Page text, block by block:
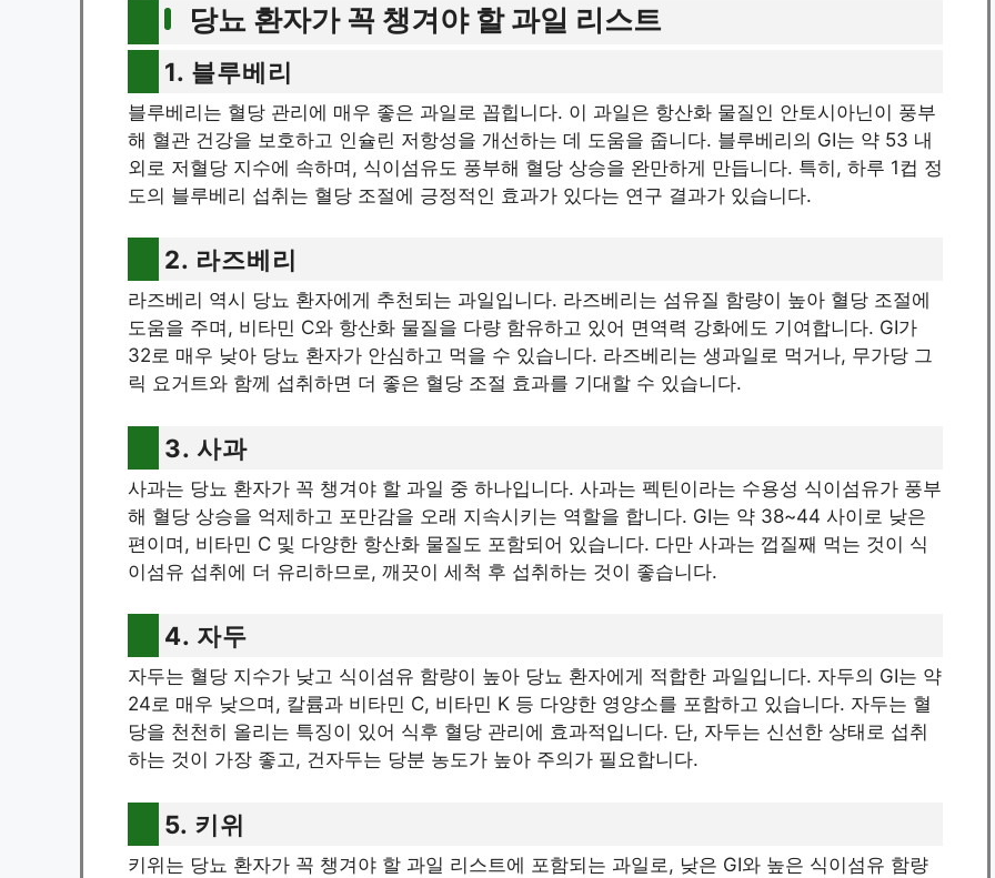
당뇨 환자가 꼭 챙겨야 할 과일 리스트
1. 블루베리
블루베리는 혈당 관리에 매우 좋은 과일로 꼽힙니다. 이 과일은 항산화 물질인 안토시아닌이 풍부
해 혈관 건강을 보호하고 인슐린 저항성을 개선하는 데 도움을 줍니다. 블루베리의 GI는 약 53 내
외로 저혈당 지수에 속하며, 식이섬유도 풍부해 혈당 상승을 완만하게 만듭니다. 특히, 하루 1컵 정
도의 블루베리 섭취는 혈당 조절에 긍정적인 효과가 있다는 연구 결과가 있습니다.
2. 라즈베리
라즈베리 역시 당뇨 환자에게 추천되는 과일입니다. 라즈베리는 섬유질 함량이 높아 혈당 조절에
도움을 주며, 비타민 C와 항산화 물질을 다량 함유하고 있어 면역력 강화에도 기여합니다. GI가
32로 매우 낮아 당뇨 환자가 안심하고 먹을 수 있습니다. 라즈베리는 생과일로 먹거나, 무가당 그
릭 요거트와 함께 섭취하면 더 좋은 혈당 조절 효과를 기대할 수 있습니다.
3. 사과
사과는 당뇨 환자가 꼭 챙겨야 할 과일 중 하나입니다. 사과는 펙틴이라는 수용성 식이섬유가 풍부
해 혈당 상승을 억제하고 포만감을 오래 지속시키는 역할을 합니다. GI는 약 38~44 사이로 낮은
편이며, 비타민 C 및 다양한 항산화 물질도 포함되어 있습니다. 다만 사과는 껍질째 먹는 것이 식
이섬유 섭취에 더 유리하므로, 깨끗이 세척 후 섭취하는 것이 좋습니다.
4. 자두
자두는 혈당 지수가 낮고 식이섬유 함량이 높아 당뇨 환자에게 적합한 과일입니다. 자두의 GI는 약
24로 매우 낮으며, 칼륨과 비타민 C, 비타민 K 등 다양한 영양소를 포함하고 있습니다. 자두는 혈
당을 천천히 올리는 특징이 있어 식후 혈당 관리에 효과적입니다. 단, 자두는 신선한 상태로 섭취
하는 것이 가장 좋고, 건자두는 당분 농도가 높아 주의가 필요합니다.
5. 키위
키위는 당뇨 환자가 꼭 챙겨야 할 과일 리스트에 포함되는 과일로, 낮은 GI와 높은 식이섬유 함량